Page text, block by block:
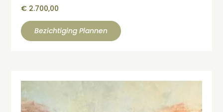
€ 2.700,00
Bezichtiging Plannen